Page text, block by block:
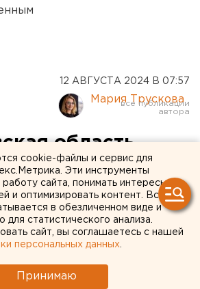
12 АВГУСТА 2024 В 07:57
Мария Трускова
область
алкогольном
среди крупных
cookie-файлы и сервис для
Эти инструменты
сайта, понимать интересы
и оптимизировать контент. Вся
в обезличенном виде и
для статистического анализа.
сайт, вы соглашаетесь с нашей
персональных данных
Принимаю